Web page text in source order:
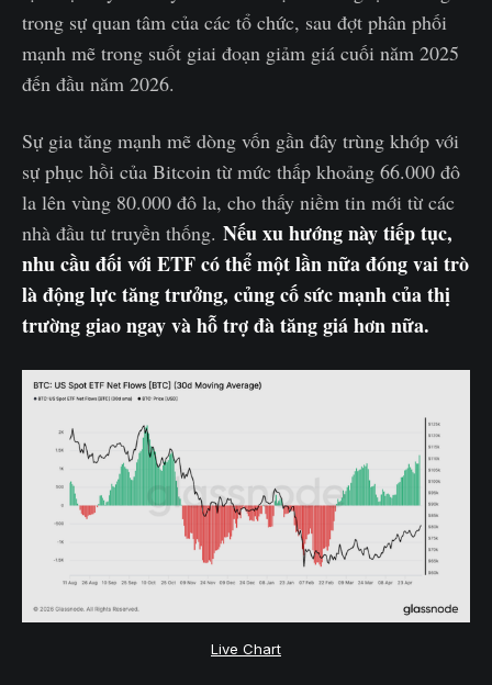
trong sự quan tâm của các tổ chức, sau đợt phân phối
mạnh mẽ trong suốt giai đoạn giảm giá cuối năm 2025
đến đầu năm 2026.
Sự gia tăng mạnh mẽ dòng vốn gần đây trùng khớp với
sự phục hồi của Bitcoin từ mức thấp khoảng 66.000 đô
la lên vùng 80.000 đô la, cho thấy niềm tin mới từ các
nhà đầu tư truyền thống. Nếu xu hướng này tiếp tục,
nhu cầu đối với ETF có thể một lần nữa đóng vai trò
là động lực tăng trưởng, củng cố sức mạnh của thị
trường giao ngay và hỗ trợ đà tăng giá hơn nữa.
Live Chart